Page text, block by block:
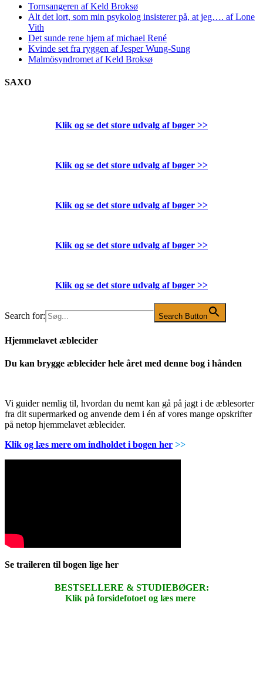
Tornsangeren af Keld Broksø
Alt det lort, som min psykolog insisterer på, at jeg…. af Lone
Vith
Det sunde rene hjem af michael René
Kvinde set fra ryggen af Jesper Wung-Sung
Malmösyndromet af Keld Broksø
SAXO
Klik og se det store udvalg af bøger >>
Klik og se det store udvalg af bøger >>
Klik og se det store udvalg af bøger >>
Klik og se det store udvalg af bøger >>
Klik og se det store udvalg af bøger >>
Search for: Search Button
Hjemmelavet æblecider
Du kan brygge æblecider hele året med denne bog i hånden
Vi guider nemlig til, hvordan du nemt kan gå på jagt i de æblesorter
fra dit supermarked og anvende dem i én af vores mange opskrifter
på netop hjemmelavet æblecider.
Klik og læs mere om indholdet i bogen her >>
Se traileren til bogen lige her
BESTSELLERE & STUDIEBØGER:
Klik på forsidefotoet og læs mere